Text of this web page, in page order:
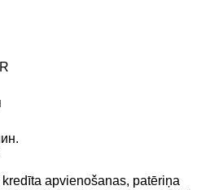
apvienošanas, patēriņa